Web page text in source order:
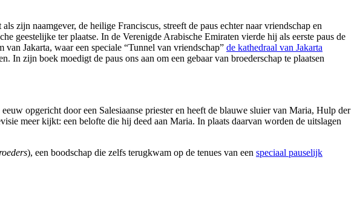
zijn naamgever, de heilige Franciscus, streeft de paus echter naar vriendschap en
geestelijke ter plaatse. In de Verenigde Arabische Emiraten vierde hij als eerste paus de
Jakarta, waar een speciale “Tunnel van vriendschap” de kathedraal van Jakarta
In zijn boek moedigt de paus ons aan om een gebaar van broederschap te plaatsen
opgericht door een Salesiaanse priester en heeft de blauwe sluier van Maria, Hulp der
meer kijkt: een belofte die hij deed aan Maria. In plaats daarvan worden de uitslagen
), een boodschap die zelfs terugkwam op de tenues van een speciaal pauselijk